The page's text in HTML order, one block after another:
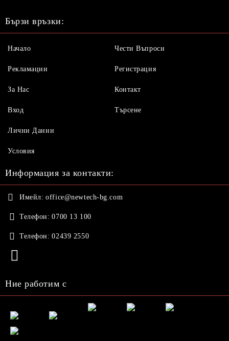
Бързи връзки:
Начало
Рекламации
За Нас
Вход
Чести Въпроси
Регистрация
Контакт
Търсене
Лични Данни
Условия
Информация за контакти:
Имейл: office@newtech-bg.com
Телефон: 0700 13 100
Телефон: 02439 2550
Ние работим с